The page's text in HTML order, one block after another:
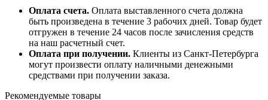
Оплата счета. Оплата выставленного счета должна
быть произведена в течение 3 рабочих дней. Товар будет
отгружен в течение 24 часов после зачисления средств
на наш расчетный счет.
Оплата при получении. Клиенты из Санкт-Петербурга
могут произвести оплату наличными денежными
средствами при получении заказа.
Рекомендуемые товары